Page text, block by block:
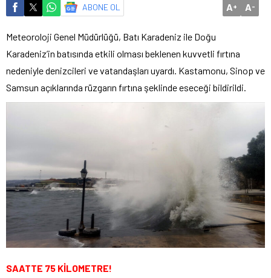
ABONE OL A+ A-
Meteoroloji Genel Müdürlüğü, Batı Karadeniz ile Doğu
Karadeniz’in batısında etkili olması beklenen kuvvetli fırtına
nedeniyle denizcileri ve vatandaşları uyardı. Kastamonu, Sinop ve
Samsun açıklarında rüzgarın fırtına şeklinde eseceği bildirildi.
SAATTE 75 KİLOMETRE!